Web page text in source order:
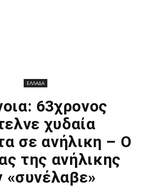
ΕΛΛΑΔΑ
63χρονος
χυδαία
σε ανήλικη – Ο
της ανήλικης
«συνέλαβε»